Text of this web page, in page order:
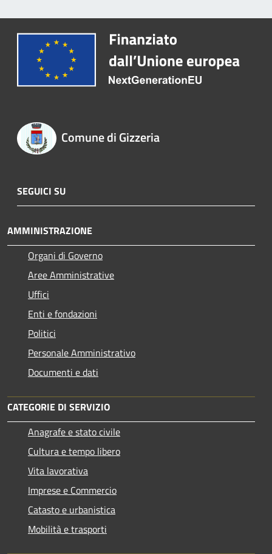
Comune di Gizzeria
SEGUICI SU
AMMINISTRAZIONE
Organi di Governo
Aree Amministrative
Uffici
Enti e fondazioni
Politici
Personale Amministrativo
Documenti e dati
CATEGORIE DI SERVIZIO
Anagrafe e stato civile
Cultura e tempo libero
Vita lavorativa
Imprese e Commercio
Catasto e urbanistica
Mobilità e trasporti